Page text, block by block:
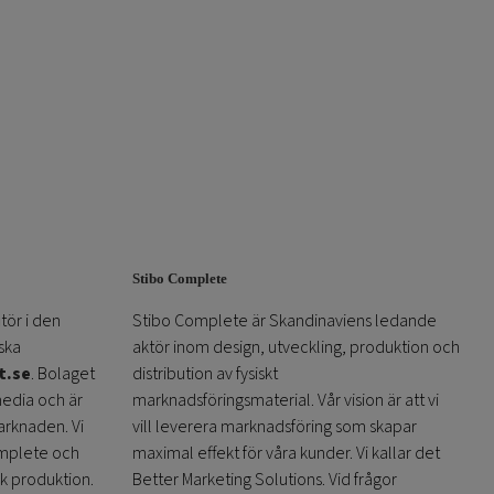
i den
. Bolaget
och är
Vi
och
produktion.
Stibo Complete
Stibo Complete är Skandinaviens ledande
aktör inom design, utveckling, produktion och
distribution av fysiskt
marknadsföringsmaterial. Vår vision är att vi
vill leverera marknadsföring som skapar
maximal effekt för våra kunder. Vi kallar det
Better Marketing Solutions. Vid frågor